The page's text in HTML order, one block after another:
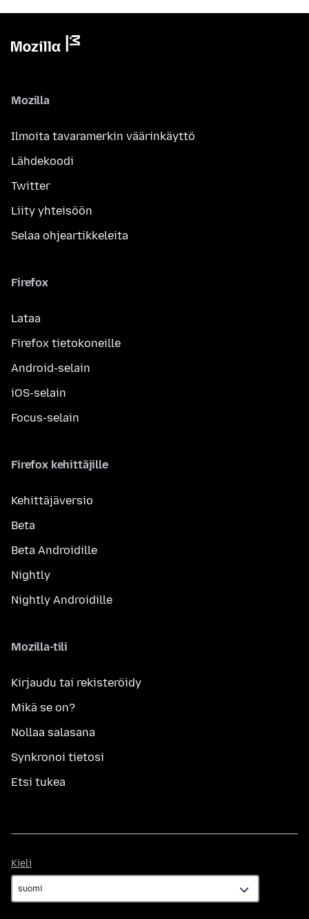
Mozilla
Ilmoita tavaramerkin väärinkäyttö
Lähdekoodi
Twitter
Liity yhteisöön
Selaa ohjeartikkeleita
Firefox
Lataa
Firefox tietokoneille
Android-selain
iOS-selain
Focus-selain
Firefox kehittäjille
Kehittäjäversio
Beta
Beta Androidille
Nightly
Nightly Androidille
Mozilla-tili
Kirjaudu tai rekisteröidy
Mikä se on?
Nollaa salasana
Synkronoi tietosi
Etsi tukea
Kieli